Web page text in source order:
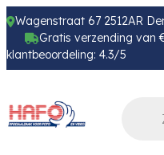
Wagenstraat 67 2512AR
Gratis verzending van
klantbeoordeling: 4.3/5